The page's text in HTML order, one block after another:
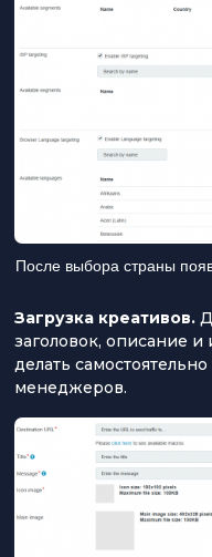
После выбора страны
Загрузка креативов.
заголовок, описание
делать
менеджеров.